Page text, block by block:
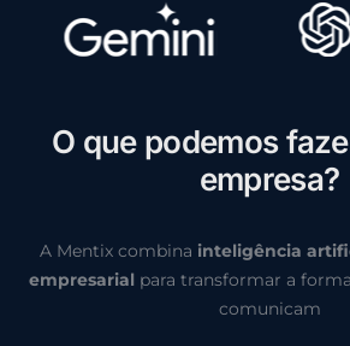
O que podemos faze
empresa?
A Mentix combina inteligência
empresarial para transformar a
comunicam